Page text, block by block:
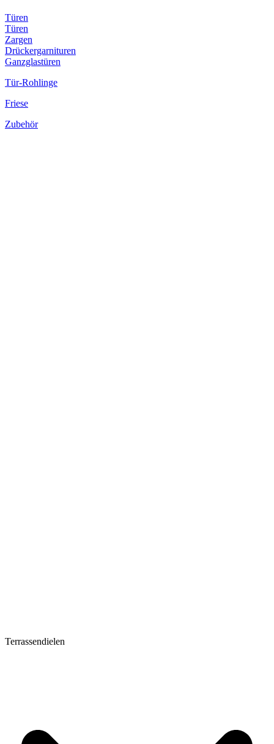
Türen
Türen
Zargen
Drückergarnituren
Ganzglastüren
Tür-Rohlinge
Friese
Zubehör
Terrassendielen